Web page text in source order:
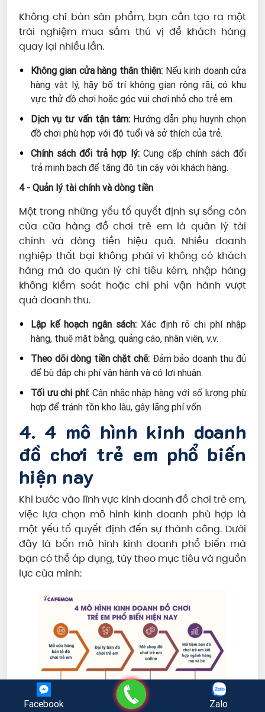
Không chỉ bán sản phẩm, bạn cần tạo ra một
trải nghiệm mua sắm thú vị để khách hàng
quay lại nhiều lần.
Không gian cửa hàng thân thiện: Nếu kinh doanh cửa
hàng vật lý, hãy bố trí không gian rộng rãi, có khu
vực thử đồ chơi hoặc góc vui chơi nhỏ cho trẻ em.
Dịch vụ tư vấn tận tâm: Hướng dẫn phụ huynh chọn
đồ chơi phù hợp với độ tuổi và sở thích của trẻ.
Chính sách đổi trả hợp lý:Cung cấp chính sách đổi
trả minh bạch để tăng độ tin cậy với khách hàng.
4 - Quản lý tài chính và dòng tiền
Một trong những yếu tố quyết định sự sống còn
của cửa hàng đồ chơi trẻ em là quản lý tài
chính và dòng tiền hiệu quả. Nhiều doanh
nghiệp thất bại không phải vì không có khách
hàng mà do quản lý chi tiêu kém, nhập hàng
không kiểm soát hoặc chi phí vận hành vượt
quá doanh thu.
Lập kế hoạch ngân sách: Xác định rõ chi phí nhập
hàng, thuê mặt bằng, quảng cáo, nhân viên, v.v.
Theo dõi dòng tiền chặt chẽ: Đảm bảo doanh thu đủ
để bù đắp chi phí vận hành và có lợi nhuận.
Tối ưu chi phí: Cân nhắc nhập hàng với số lượng phù
hợp để tránh tồn kho lâu, gây lãng phí vốn.
4. 4 mô hình kinh doanh
đồ chơi trẻ em phổ biến
hiện nay
Khi bước vào lĩnh vực kinh doanh đồ chơi trẻ em,
việc lựa chọn mô hình kinh doanh phù hợp là
một yếu tố quyết định đến sự thành công. Dưới
đây là bốn mô hình kinh doanh phổ biến mà
bạn có thể áp dụng, tùy theo mục tiêu và nguồn
lực của mình:
Facebook
Gọi điện
Zalo